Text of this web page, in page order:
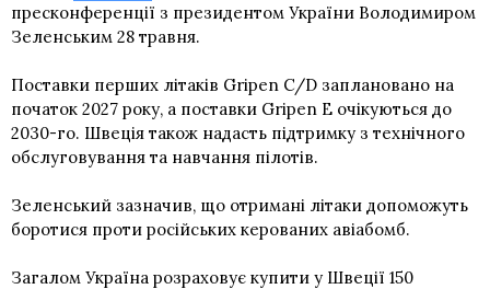
пресконференції з президентом України Володимиром
Зеленським 28 травня.
Поставки перших літаків Gripen C/D заплановано на
початок 2027 року, а поставки Gripen E очікуються до
2030-го. Швеція також надасть підтримку з технічного
обслуговування та навчання пілотів.
Зеленський зазначив, що отримані літаки допоможуть
боротися проти російських керованих авіабомб.
Загалом Україна розраховує купити у Швеції 150